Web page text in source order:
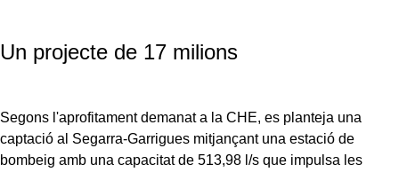
Un projecte de 17 milions
Segons l'aprofitament demanat a la CHE, es planteja una
captació al Segarra-Garrigues mitjançant una estació de
bombeig amb una capacitat de 513,98 l/s que impulsa les